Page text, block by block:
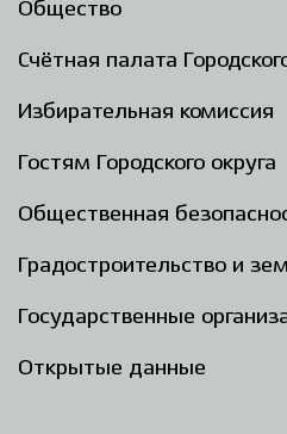
Общество
Счётная палата
Избирательная комиссия
Гостям Городского округа
Общественная
Градостроительство и
Государственные
Открытые данные